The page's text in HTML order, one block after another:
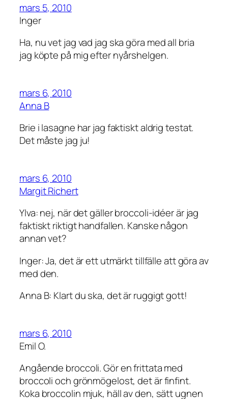
mars 5, 2010
Inger
Ha, nu vet jag vad jag ska göra med all bria
jag köpte på mig efter nyårshelgen.
mars 6, 2010
Anna B
Brie i lasagne har jag faktiskt aldrig testat.
Det måste jag ju!
mars 6, 2010
Margit Richert
Ylva: nej, när det gäller broccoli-idéer är jag
faktiskt riktigt handfallen. Kanske någon
annan vet?
Inger: Ja, det är ett utmärkt tillfälle att göra av
med den.
Anna B: Klart du ska, det är ruggigt gott!
mars 6, 2010
Emil O.
Angående broccoli. Gör en frittata med
broccoli och grönmögelost, det är finfint.
Koka broccolin mjuk, häll av den, sätt ugnen